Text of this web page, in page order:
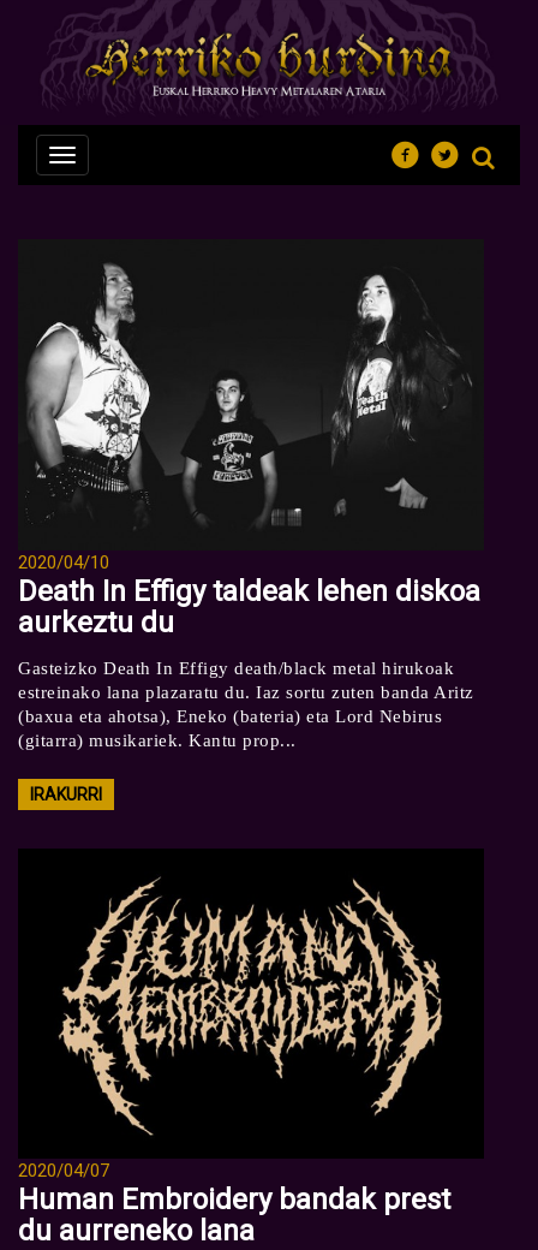
Nabegazioa
ireki
2020/04/10
Death In Effigy taldeak lehen diskoa
aurkeztu du
Gasteizko Death In Effigy death/black metal hirukoak
estreinako lana plazaratu du. Iaz sortu zuten banda Aritz
(baxua eta ahotsa), Eneko (bateria) eta Lord Nebirus
(gitarra) musikariek. Kantu prop...
IRAKURRI
2020/04/07
Human Embroidery bandak prest
du aurreneko lana